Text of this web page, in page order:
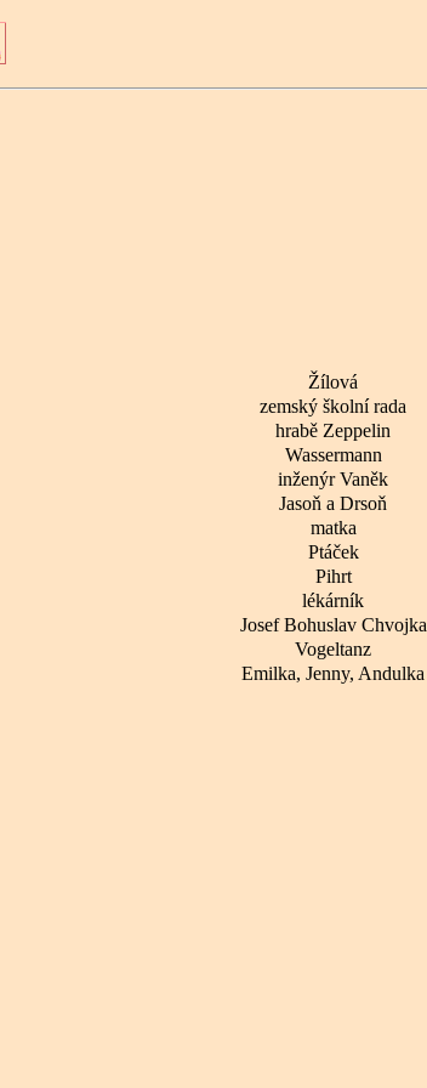
Žílová
zemský školní rada
hrabě Zeppelin
Wassermann
inženýr Vaněk
Jasoň a Drsoň
matka
Ptáček
Pihrt
lékárník
Josef Bohuslav Chvojka
Vogeltanz
Emilka, Jenny, Andulka